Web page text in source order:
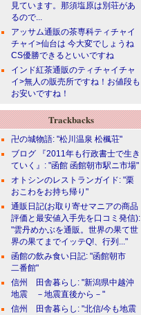
見ています。那須塩原は別荘があ
るので...
アッサム通販の茶専科ティチャイ
チャイ>仙台は 今大変でしょうね
CS優勝できるといいですね
インド紅茶通販のティチャイチャ
イ>無人の販売所ですね！お値段も
お安いですね！
Trackbacks
卍の城物語: "松川温泉 松楓荘"
ブログ 『2011年も行政書士で生き
ていく』: "函館 函館朝市駅ニ市場"
オトシンのレストランガイド: "栗
おこわをお持ち帰り"
通販日記(お取り寄せマニアの商品
評価と最安値入手先を口コミ発信):
"雲丹めかぶを通販。世界の果て世
界の果てまでイッテQ!、行列..."
函館の飲み食い日記: "函館朝市
二番館"
信州 田舎暮らし: "新潟県中越沖
地震 －地震直後から－"
信州 田舎暮らし: "北信/今も地震